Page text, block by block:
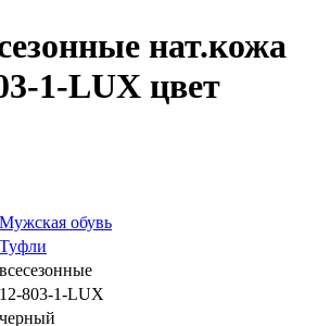
нат.кожа
1-LUX цвет
Мужская обувь
Туфли
всесезонные
12-803-1-LUX
черный